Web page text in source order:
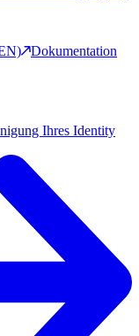
Dokumentation
Ihres Identity